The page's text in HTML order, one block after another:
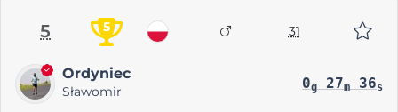
5 5 31
Ordyniec
Sławomir 0g27m36s